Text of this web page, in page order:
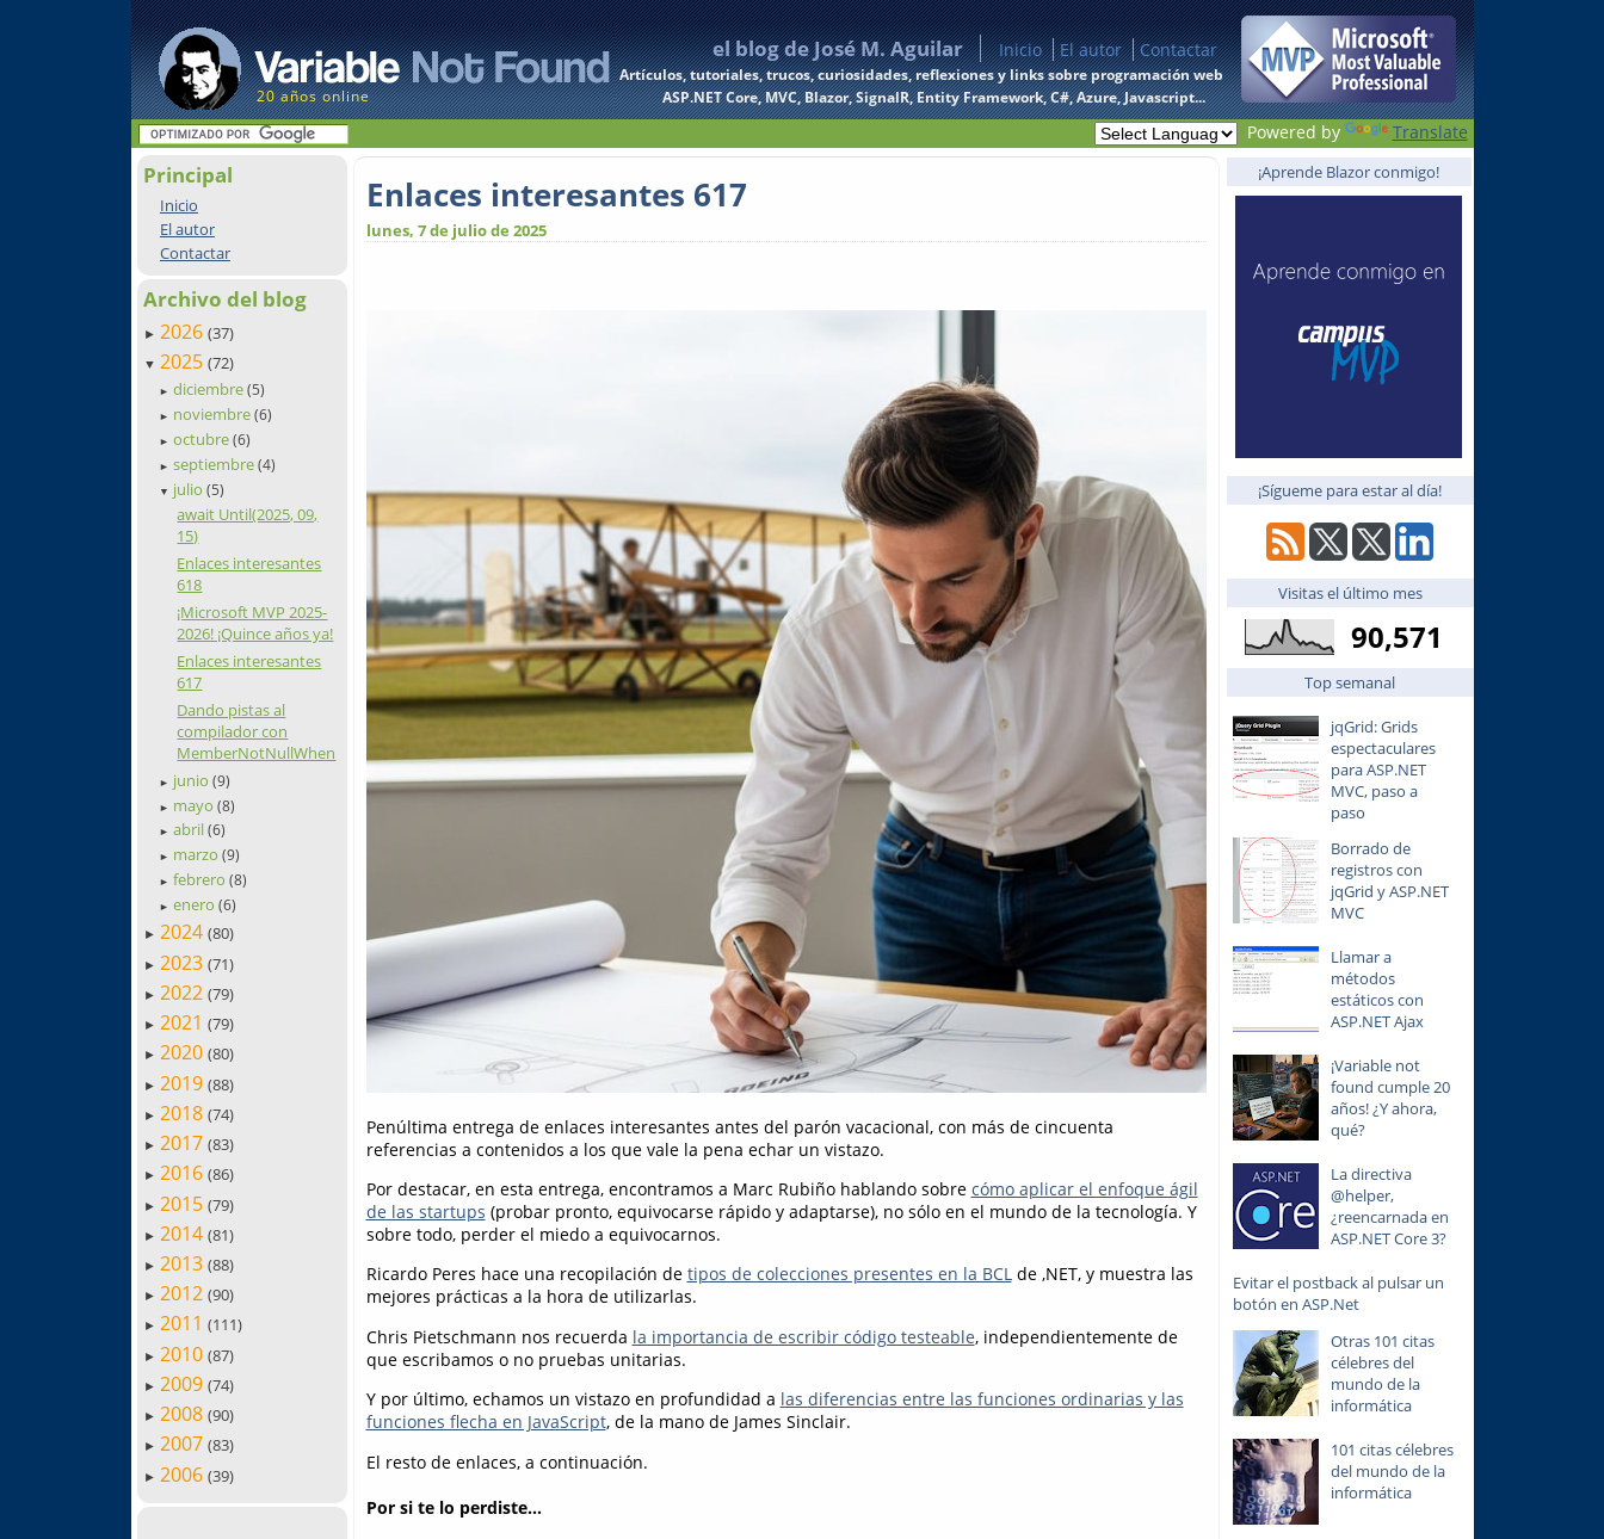
20 años online
el blog de José M. Aguilar Inicio El autor Contactar
Artículos, tutoriales, trucos, curiosidades, reflexiones y links sobre programación web
ASP.NET Core, MVC, Blazor, SignalR, Entity Framework, C#, Azure, Javascript...
Powered by Translate
Principal
Inicio
El autor
Contactar
Archivo del blog
► 2026 (37)
▼ 2025 (72)
► diciembre(5)
► noviembre(6)
► octubre(6)
► septiembre(4)
▼ julio(5)
await Until(2025, 09,
15)
Enlaces interesantes
618
¡Microsoft MVP 2025-
2026! ¡Quince años ya!
Enlaces interesantes
617
Dando pistas al
compilador con
MemberNotNullWhen
► junio(9)
► mayo(8)
► abril(6)
► marzo(9)
► febrero(8)
► enero(6)
► 2024 (80)
► 2023 (71)
► 2022 (79)
► 2021 (79)
► 2020 (80)
► 2019 (88)
► 2018 (74)
► 2017 (83)
► 2016 (86)
► 2015 (79)
► 2014 (81)
► 2013 (88)
► 2012 (90)
► 2011 (111)
► 2010 (87)
► 2009 (74)
► 2008 (90)
► 2007 (83)
► 2006 (39)
Enlaces interesantes 617
lunes, 7 de julio de 2025
Penúltima entrega de enlaces interesantes antes del parón vacacional, con más de cincuenta
referencias a contenidos a los que vale la pena echar un vistazo.
Por destacar, en esta entrega, encontramos a Marc Rubiño hablando sobre cómo aplicar el enfoque ágil
de las startups (probar pronto, equivocarse rápido y adaptarse), no sólo en el mundo de la tecnología. Y
sobre todo, perder el miedo a equivocarnos.
Ricardo Peres hace una recopilación de tipos de colecciones presentes en la BCLde ,NET, y muestra las
mejores prácticas a la hora de utilizarlas.
Chris Pietschmann nos recuerda la importancia de escribir código testeable, independientemente de
que escribamos o no pruebas unitarias.
Y por último, echamos un vistazo en profundidad a las diferencias entre las funciones ordinarias y las
funciones flecha en JavaScript, de la mano de James Sinclair.
El resto de enlaces, a continuación.
Por si te lo perdiste...
¡Aprende Blazor conmigo!
¡Sígueme para estar al día!
Visitas el último mes
90,571
Top semanal
jqGrid: Grids
espectaculares
para ASP.NET
MVC, paso a
paso
Borrado de
registros con
jqGrid y ASP.NET
MVC
Llamar a
métodos
estáticos con
ASP.NET Ajax
¡Variable not
found cumple 20
años! ¿Y ahora,
qué?
La directiva
@helper,
¿reencarnada en
ASP.NET Core 3?
Evitar el postback al pulsar un
botón en ASP.Net
Otras 101 citas
célebres del
mundo de la
informática
101 citas célebres
del mundo de la
informática